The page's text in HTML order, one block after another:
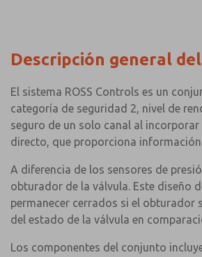
Descripción general
El sistema ROSS Controls es un
categoría de seguridad 2, nivel de
seguro de un solo canal al
directo, que proporciona
A diferencia de los sensores de
obturador de la válvula. Este diseño
permanecer cerrados si el obturador
del estado de la válvula en
Los componentes del conjunto